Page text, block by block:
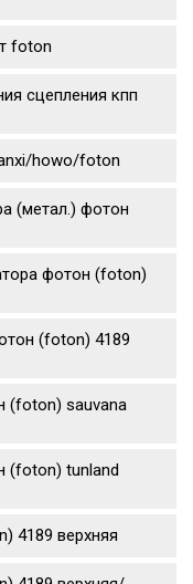
foton
сцепления кпп
howo/foton
(метал.) фотон
фотон (foton)
(foton) 4189
(foton) sauvana
(foton) tunland
4189 верхняя